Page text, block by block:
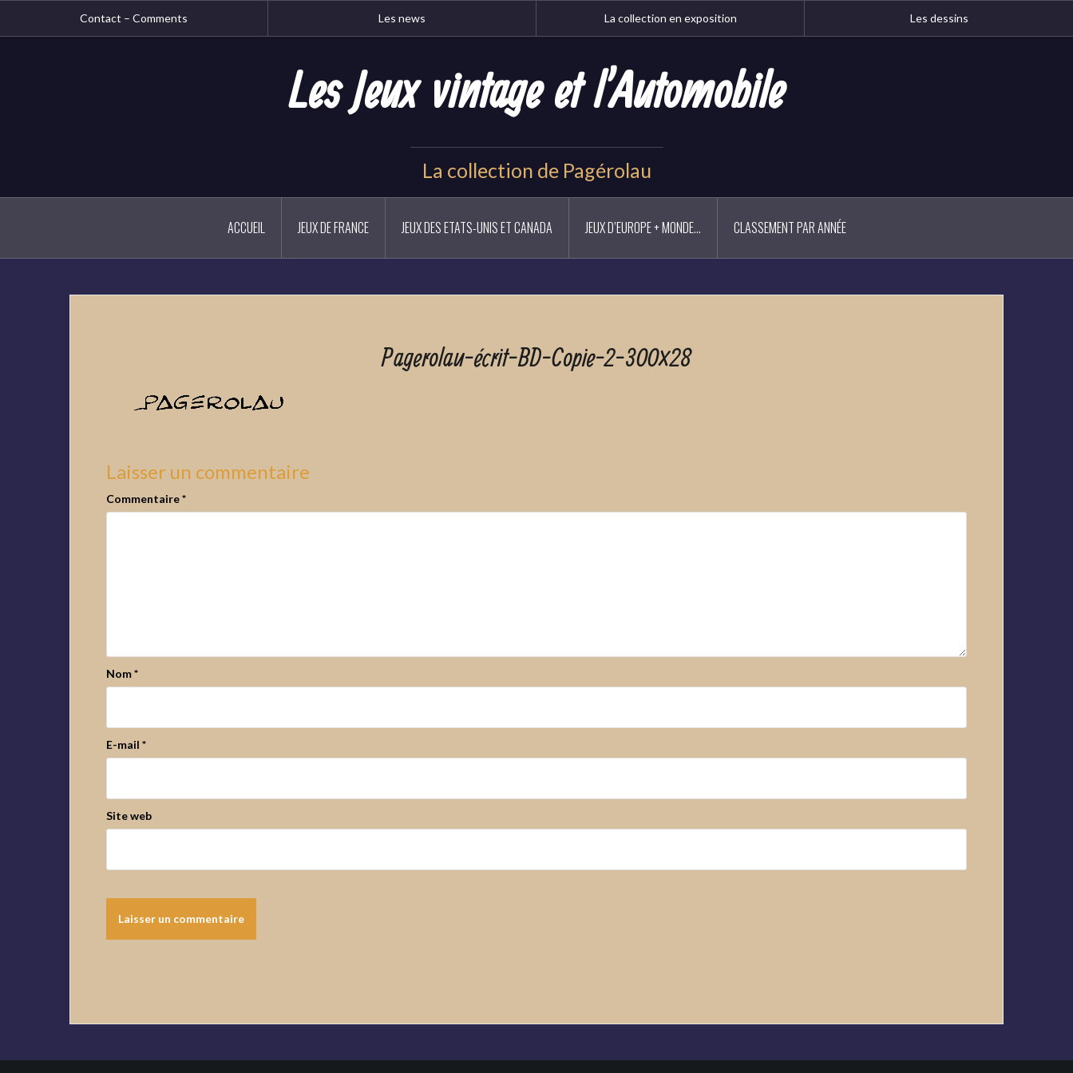
Contact – Comments Les news La collection en exposition Les dessins
Les Jeux vintage et l'Automobile
La collection de Pagérolau
ACCUEIL JEUX DE FRANCE JEUX DES ETATS-UNIS ET CANADA JEUX D’EUROPE + MONDE… CLASSEMENT PAR ANNÉE
Pagerolau-écrit-BD-Copie-2-300×28
Laisser un commentaire
Commentaire*
Nom*
E-mail *
Site web